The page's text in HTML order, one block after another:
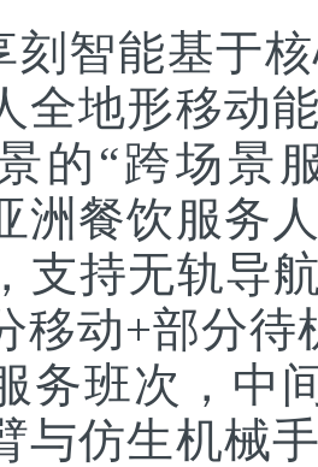
刻智能基于
全地形移动
的“跨场景
洲餐饮服务
支持无轨导
移动+部分待
务班次，中
与仿生机械